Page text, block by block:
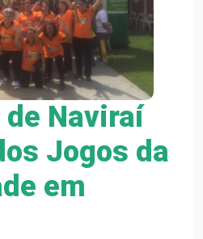
de Naviraí
Jogos da
em